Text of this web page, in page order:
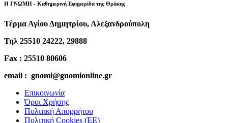
Η ΓΝΩΜΗ - Καθημερινή Εφημερίδα της Θράκης
Τέρμα Αγίου Δημητρίου, Αλεξανδρούπολη
Τηλ 25510 24222, 29888
Fax : 25510 80606
email : gnomi@gnomionline.gr
Επικοινωνία
Όροι Χρήσης
Πολιτική Απορρήτου
Πολιτική Cookies (ΕΕ)